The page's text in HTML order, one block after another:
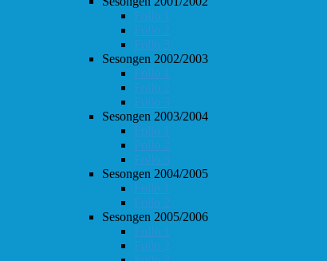
Follo 1
Follo 2
Follo 3
Sesongen 2002/2003
Follo 1
Follo 2
Follo 3
Sesongen 2003/2004
Follo 1
Follo 2
Follo 3
Sesongen 2004/2005
Follo 1
Follo 2
Sesongen 2005/2006
Follo 1
Follo 2